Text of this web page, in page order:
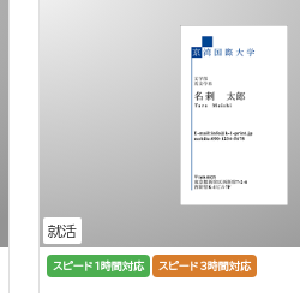
就活
スピード1時間対応 スピード3時間対応